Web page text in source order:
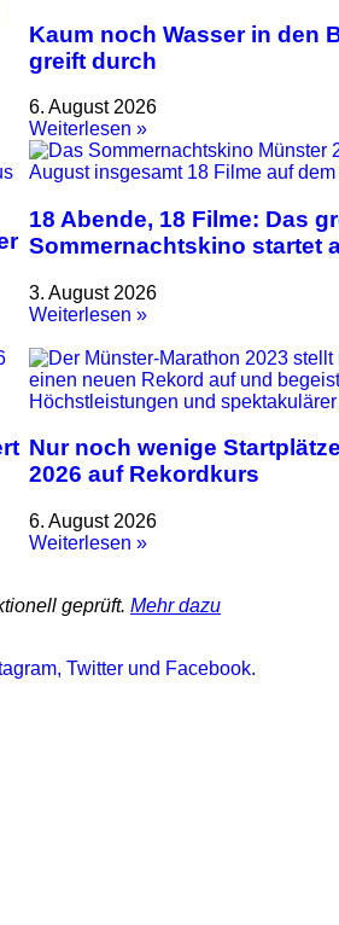
Kaum noch Wasser in den
greift durch
6. August 2026
Weiterlesen »
18 Abende, 18 Filme: Das
Sommernachtskino startet
3. August 2026
Weiterlesen »
Nur noch wenige
2026 auf Rekordkurs
6. August 2026
Weiterlesen »
geprüft. Mehr dazu